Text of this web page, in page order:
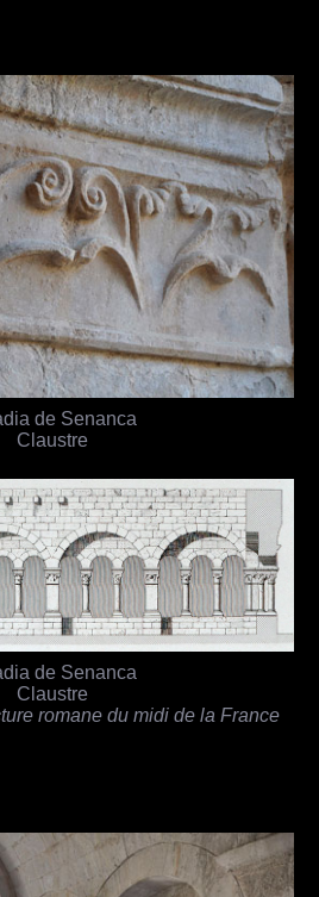
de Senanca
Claustre
de Senanca
Claustre
romane du midi de la France